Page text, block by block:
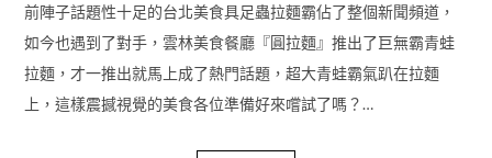
前陣子話題性十足的台北美食具足蟲拉麵霸佔了整個新聞頻道，
如今也遇到了對手，雲林美食餐廳『圓拉麵』推出了巨無霸青蛙
拉麵，才一推出就馬上成了熱門話題，超大青蛙霸氣趴在拉麵
上，這樣震撼視覺的美食各位準備好來嚐試了嗎？…